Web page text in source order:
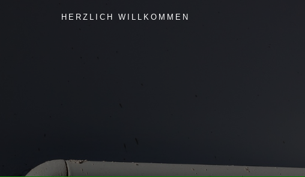
HERZLICH WILLKOMMEN